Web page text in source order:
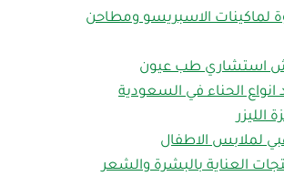
لماكينات الاسبريسو ومطاحن
استشاري طب عيون
الحناء في السعودية
الليزر
لملابس الاطفال
العناية بالبشرة والشعر